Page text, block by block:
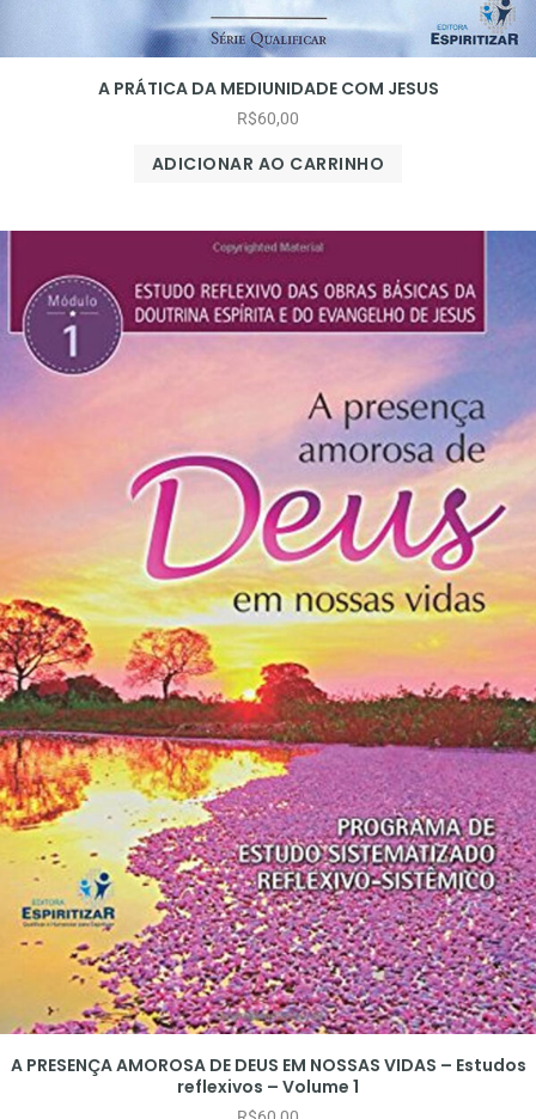
A PRÁTICA DA MEDIUNIDADE COM JESUS
R$60,00
ADICIONAR AO CARRINHO
A PRESENÇA AMOROSA DE DEUS EM NOSSAS VIDAS – Estudos
reflexivos – Volume 1